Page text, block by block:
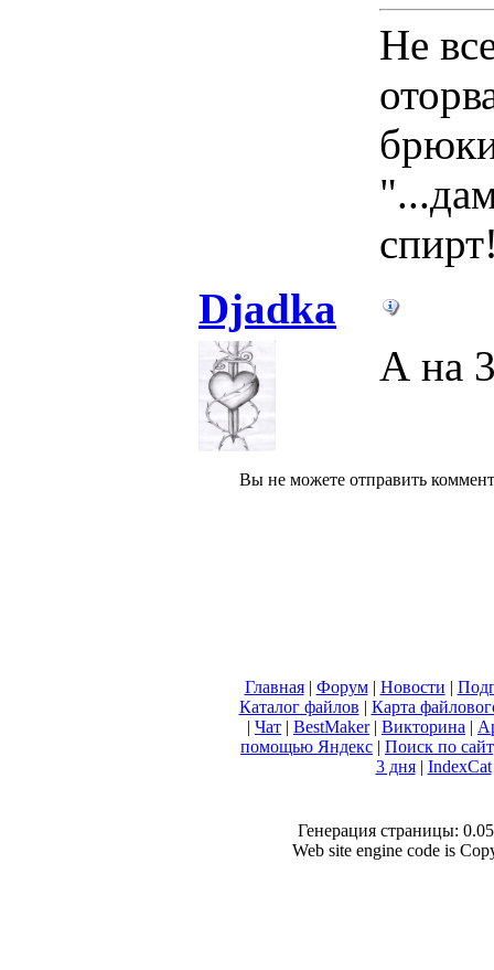
Не
Djadka
А на
Вы не можете отправить
Главная| Форум| Новости |
Каталог файлов | Карта
| Чат | BestMaker| Викторина |
помощью Яндекс | Поиск по
3 дня| IndexCat
Генерация страницы:
Web site engine code is